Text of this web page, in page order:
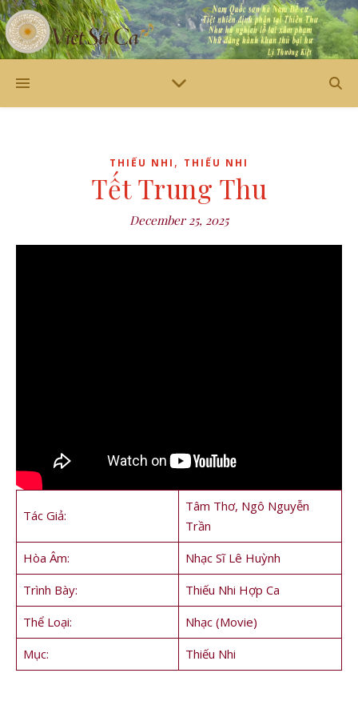
THIẾU NHI , THIẾU NHI
Tết Trung Thu
December 25, 2025
Tác Giả:
Tâm Thơ, Ngô Nguyễn
Trần
Hòa Âm:
Nhạc Sĩ Lê Huỳnh
Trình Bày:
Thiếu Nhi Hợp Ca
Thể Loại:
Nhạc (Movie)
Mục:
Thiếu Nhi